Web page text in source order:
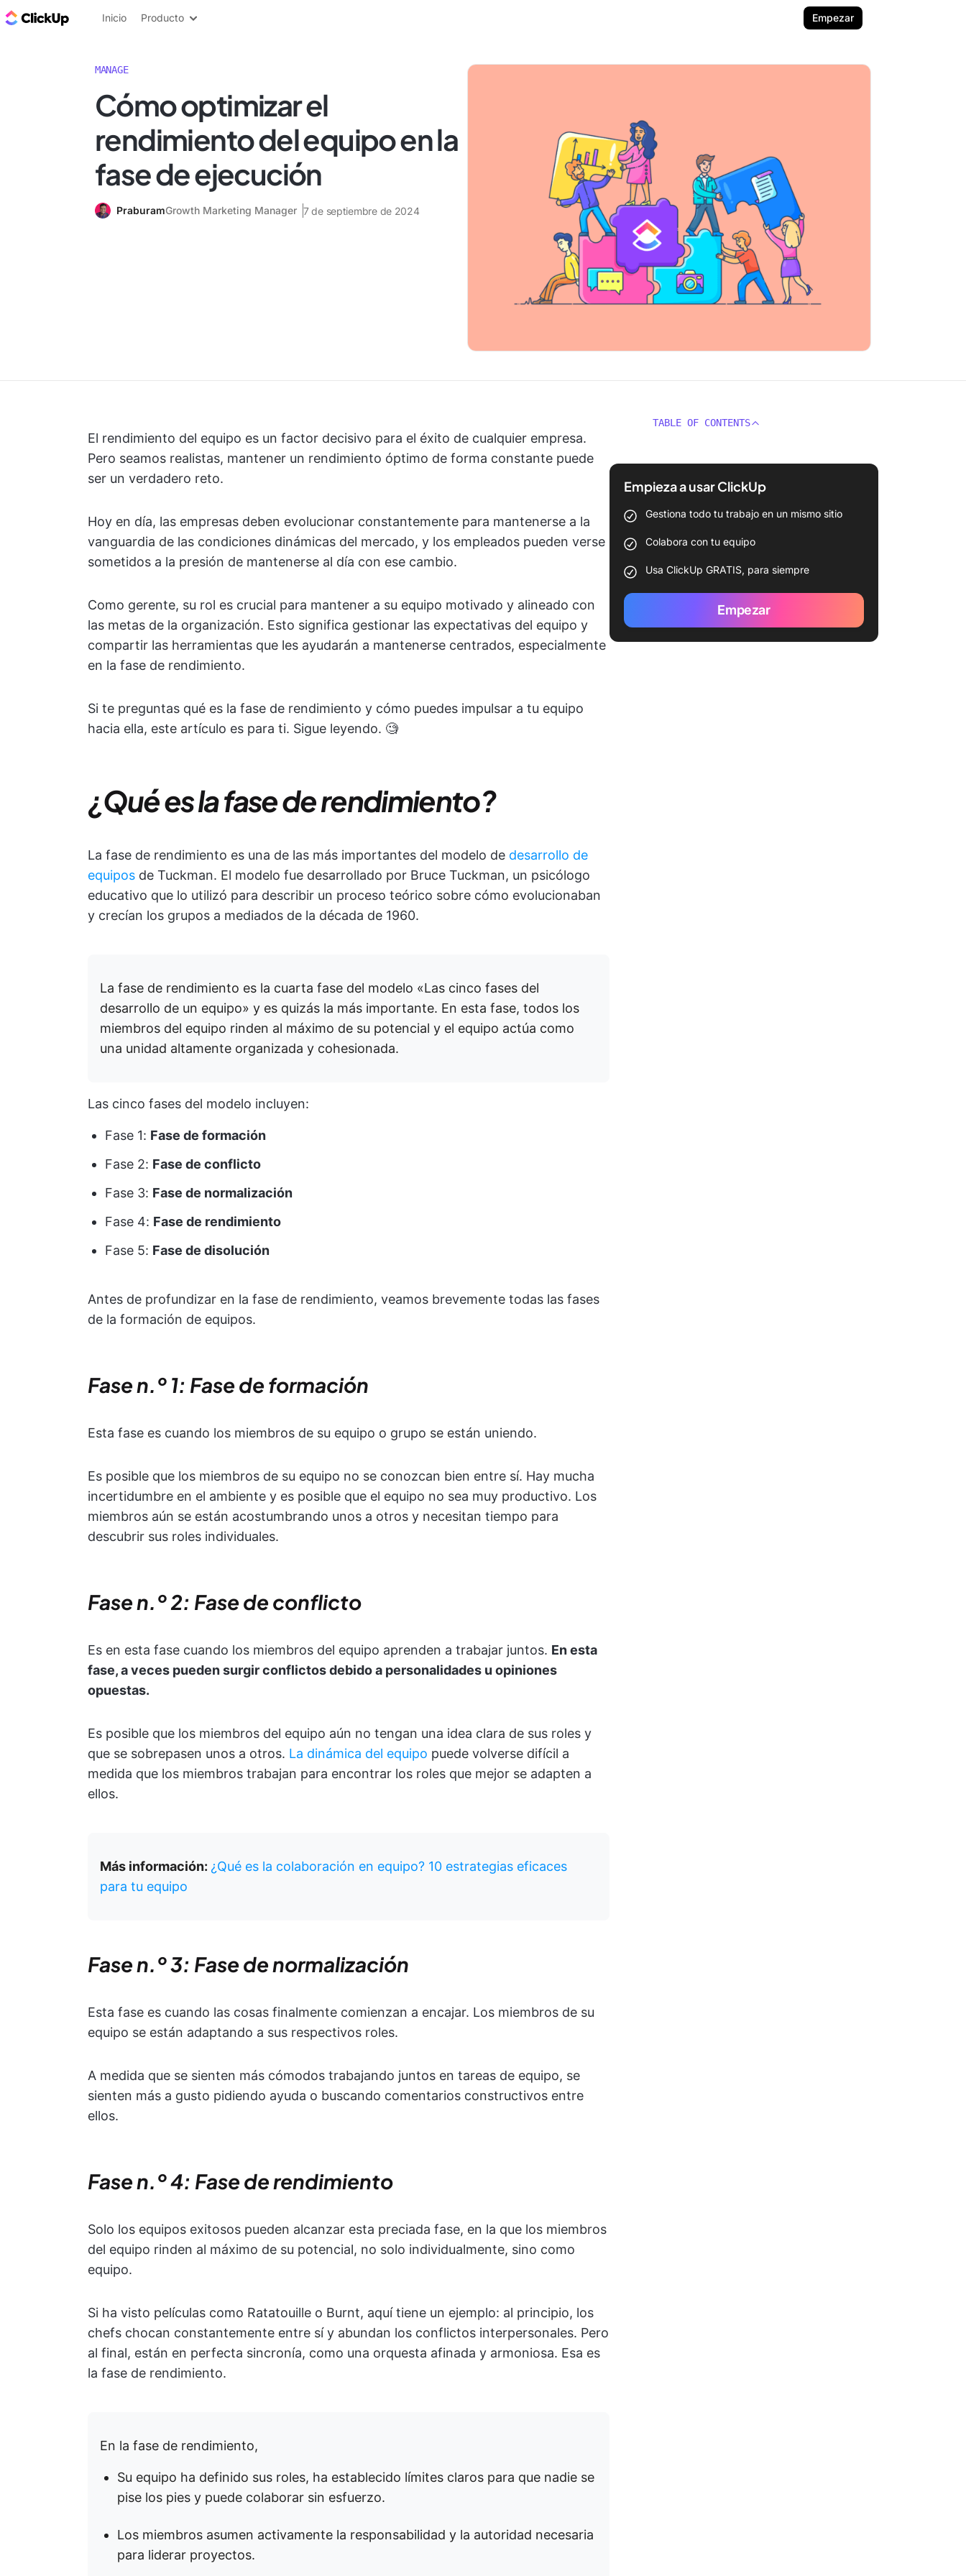
ClickUp Blog
Inicio Producto Empezar
MANAGE
Cómo optimizar el
rendimiento del equipo en la
fase de ejecución
PraburamGrowth Marketing Manager 7 de septiembre de 2024
El rendimiento del equipo es un factor decisivo para el éxito de cualquier empresa.
Pero seamos realistas, mantener un rendimiento óptimo de forma constante puede
ser un verdadero reto.
Hoy en día, las empresas deben evolucionar constantemente para mantenerse a la
vanguardia de las condiciones dinámicas del mercado, y los empleados pueden verse
sometidos a la presión de mantenerse al día con ese cambio.
Como gerente, su rol es crucial para mantener a su equipo motivado y alineado con
las metas de la organización. Esto significa gestionar las expectativas del equipo y
compartir las herramientas que les ayudarán a mantenerse centrados, especialmente
en la fase de rendimiento.
Si te preguntas qué es la fase de rendimiento y cómo puedes impulsar a tu equipo
hacia ella, este artículo es para ti. Sigue leyendo. 🧐
¿Qué es la fase de rendimiento?
La fase de rendimiento es una de las más importantes del modelo de desarrollo de
equipos de Tuckman. El modelo fue desarrollado por Bruce Tuckman, un psicólogo
educativo que lo utilizó para describir un proceso teórico sobre cómo evolucionaban
y crecían los grupos a mediados de la década de 1960.
La fase de rendimiento es la cuarta fase del modelo «Las cinco fases del
desarrollo de un equipo» y es quizás la más importante. En esta fase, todos los
miembros del equipo rinden al máximo de su potencial y el equipo actúa como
una unidad altamente organizada y cohesionada.
Las cinco fases del modelo incluyen:
Fase 1: Fase de formación
Fase 2: Fase de conflicto
Fase 3: Fase de normalización
Fase 4: Fase de rendimiento
Fase 5: Fase de disolución
Antes de profundizar en la fase de rendimiento, veamos brevemente todas las fases
de la formación de equipos.
Fase n.º 1: Fase de formación
Esta fase es cuando los miembros de su equipo o grupo se están uniendo.
Es posible que los miembros de su equipo no se conozcan bien entre sí. Hay mucha
incertidumbre en el ambiente y es posible que el equipo no sea muy productivo. Los
miembros aún se están acostumbrando unos a otros y necesitan tiempo para
descubrir sus roles individuales.
Fase n.º 2: Fase de conflicto
Es en esta fase cuando los miembros del equipo aprenden a trabajar juntos. En esta
fase, a veces pueden surgir conflictos debido a personalidades u opiniones
opuestas.
Es posible que los miembros del equipo aún no tengan una idea clara de sus roles y
que se sobrepasen unos a otros. La dinámica del equipo puede volverse difícil a
medida que los miembros trabajan para encontrar los roles que mejor se adapten a
ellos.
Más información: ¿Qué es la colaboración en equipo? 10 estrategias eficaces
para tu equipo
Fase n.º 3: Fase de normalización
Esta fase es cuando las cosas finalmente comienzan a encajar. Los miembros de su
equipo se están adaptando a sus respectivos roles.
A medida que se sienten más cómodos trabajando juntos en tareas de equipo, se
sienten más a gusto pidiendo ayuda o buscando comentarios constructivos entre
ellos.
Fase n.º 4: Fase de rendimiento
Solo los equipos exitosos pueden alcanzar esta preciada fase, en la que los miembros
del equipo rinden al máximo de su potencial, no solo individualmente, sino como
equipo.
Si ha visto películas como Ratatouille o Burnt, aquí tiene un ejemplo: al principio, los
chefs chocan constantemente entre sí y abundan los conflictos interpersonales. Pero
al final, están en perfecta sincronía, como una orquesta afinada y armoniosa. Esa es
la fase de rendimiento.
En la fase de rendimiento,
Su equipo ha definido sus roles, ha establecido límites claros para que nadie se
pise los pies y puede colaborar sin esfuerzo.
Los miembros asumen activamente la responsabilidad y la autoridad necesaria
para liderar proyectos.
TABLE OF CONTENTS
Empieza a usar ClickUp
Gestiona todo tu trabajo en un mismo sitio
Colabora con tu equipo
Usa ClickUp GRATIS, para siempre
Empezar